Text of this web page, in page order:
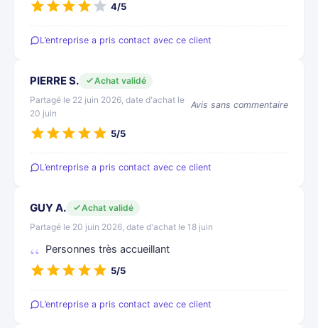
4/5
L’entreprise a pris contact avec ce client
PIERRE S.
Achat validé
Partagé le 22 juin 2026, date d'achat le
20 juin
Avis sans commentaire
5/5
L’entreprise a pris contact avec ce client
GUY A.
Achat validé
Partagé le 20 juin 2026, date d'achat le 18 juin
Personnes très accueillant
5/5
L’entreprise a pris contact avec ce client